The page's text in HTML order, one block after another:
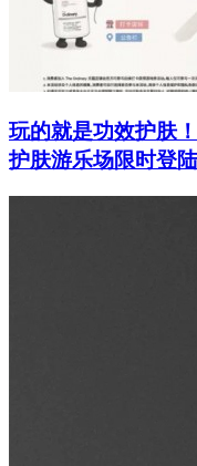
玩的就是功效护肤
护肤游乐场限时登